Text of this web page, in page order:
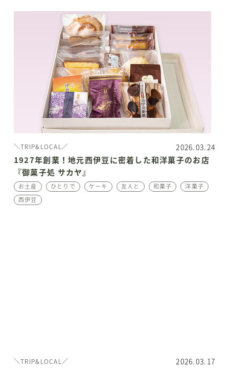
＼TRIP&LOCAL／ 2026.03.24
1927年創業！地元西伊豆に密着した和洋菓子のお店
『御菓子処 サカヤ』
お土産 ひとりで ケーキ 友人と 和菓子
洋菓子
西伊豆
＼TRIP&LOCAL／ 2026.03.17